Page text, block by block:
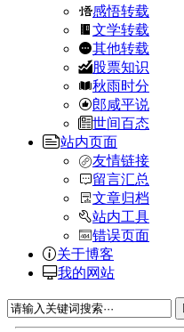
感悟转载
文学转载
其他转载
股票知识
秋雨时分
郎咸平说
世间百态
站内页面
友情链接
留言汇总
文章归档
站内工具
错误页面
关于博客
我的网站